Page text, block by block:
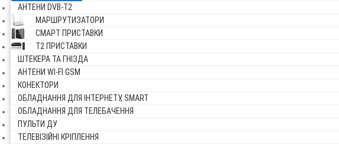
АНТЕНИ DVB-Т2
МАРШРУТИЗАТОРИ
СМАРТ ПРИСТАВКИ
Т2 ПРИСТАВКИ
ШТЕКЕРА ТА ГНІЗДА
АНТЕНИ WI-FI GSM
КОНЕКТОРИ
ОБЛАДНАННЯ ДЛЯ ІНТЕРНЕТУ, SMART
ОБЛАДНАННЯ ДЛЯ ТЕЛЕБАЧЕННЯ
ПУЛЬТИ ДУ
ТЕЛЕВІЗІЙНІ КРІПЛЕННЯ